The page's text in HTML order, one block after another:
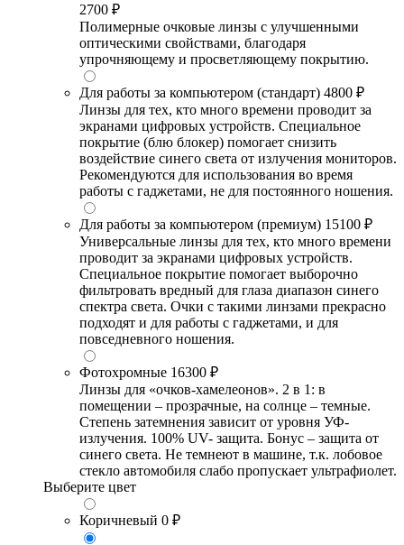
2700 ₽
Полимерные очковые линзы с улучшенными
оптическими свойствами, благодаря
упрочняющему и просветляющему покрытию.
Для работы за компьютером (стандарт) 4800 ₽
Линзы для тех, кто много времени проводит за
экранами цифровых устройств. Специальное
покрытие (блю блокер) помогает снизить
воздействие синего света от излучения мониторов.
Рекомендуются для использования во время
работы с гаджетами, не для постоянного ношения.
Для работы за компьютером (премиум) 15100 ₽
Универсальные линзы для тех, кто много времени
проводит за экранами цифровых устройств.
Специальное покрытие помогает выборочно
фильтровать вредный для глаза диапазон синего
спектра света. Очки с такими линзами прекрасно
подходят и для работы с гаджетами, и для
повседневного ношения.
Фотохромные 16300 ₽
Линзы для «очков-хамелеонов». 2 в 1: в
помещении – прозрачные, на солнце – темные.
Степень затемнения зависит от уровня УФ-
излучения. 100% UV- защита. Бонус – защита от
синего света. Не темнеют в машине, т.к. лобовое
стекло автомобиля слабо пропускает ультрафиолет.
Выберите цвет
Коричневый 0 ₽